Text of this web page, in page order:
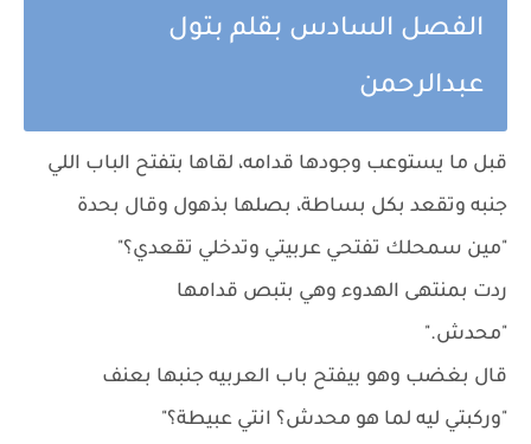
الفصل السادس بقلم بتول
عبدالرحمن
قبل ما يستوعب وجودها قدامه، لقاها بتفتح الباب اللي
جنبه وتقعد بكل بساطة، بصلها بذهول وقال بحدة
"مين سمحلك تفتحي عربيتي وتدخلي تقعدي؟"
ردت بمنتهى الهدوء وهي بتبص قدامها
"محدش."
قال بغضب وهو بيفتح باب العربيه جنبها بعنف
"وركبتي ليه لما هو محدش؟ انتي عبيطة؟"